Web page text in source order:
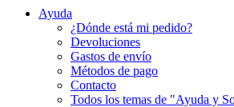
Ayuda
¿Dónde está mi pedido?
Devoluciones
Gastos de envío
Métodos de pago
Contacto
Todos los temas de "Ayuda y